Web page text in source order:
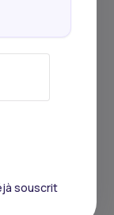
souscrit